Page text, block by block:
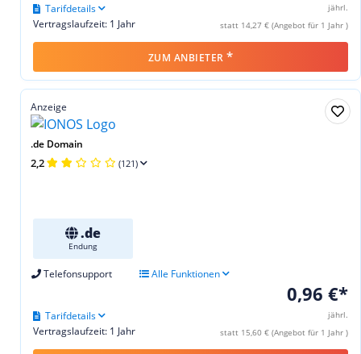
jährl.
statt 14,27 € (Angebot für 1 Jahr )
Vertragslaufzeit: 1 Jahr
Tarifdetails
ZUM ANBIETER *
Anzeige
.de Domain
2,2 (121)
.de
Endung
Telefonsupport Alle Funktionen
0,96 €*
jährl.
statt 15,60 € (Angebot für 1 Jahr )
Vertragslaufzeit: 1 Jahr
Tarifdetails